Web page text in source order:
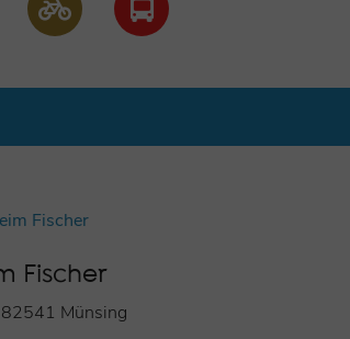
Fischer
Münsing